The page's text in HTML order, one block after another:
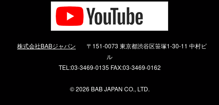
株式会社BABジャパン
〒151-0073 東京都渋谷区笹塚1-30-11 中村ビ
ル
TEL:03-3469-0135 FAX:03-3469-0162
©2026 BAB JAPAN CO., LTD.